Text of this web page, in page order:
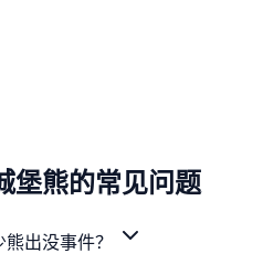
堡熊的常见问题
出没事件？